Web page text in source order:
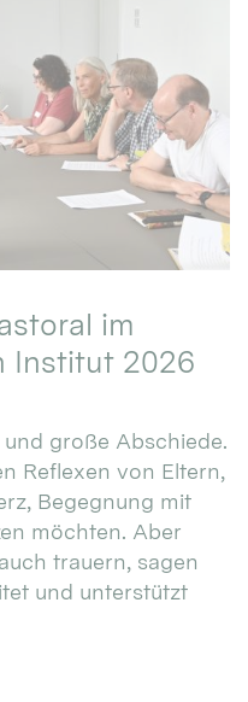
im
Institut 2026
große Abschiede.
Reflexen von Eltern,
Begegnung mit
möchten. Aber
trauern, sagen
und unterstützt